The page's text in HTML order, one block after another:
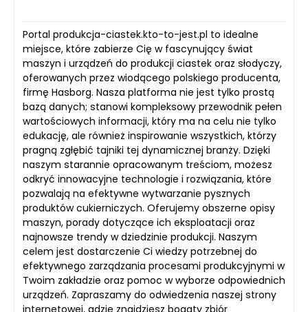
Portal produkcja-ciastek.kto-to-jest.pl to idealne
miejsce, które zabierze Cię w fascynujący świat
maszyn i urządzeń do produkcji ciastek oraz słodyczy,
oferowanych przez wiodącego polskiego producenta,
firmę Hasborg. Nasza platforma nie jest tylko prostą
bazą danych; stanowi kompleksowy przewodnik pełen
wartościowych informacji, który ma na celu nie tylko
edukację, ale również inspirowanie wszystkich, którzy
pragną zgłębić tajniki tej dynamicznej branży. Dzięki
naszym starannie opracowanym treściom, możesz
odkryć innowacyjne technologie i rozwiązania, które
pozwalają na efektywne wytwarzanie pysznych
produktów cukierniczych. Oferujemy obszerne opisy
maszyn, porady dotyczące ich eksploatacji oraz
najnowsze trendy w dziedzinie produkcji. Naszym
celem jest dostarczenie Ci wiedzy potrzebnej do
efektywnego zarządzania procesami produkcyjnymi w
Twoim zakładzie oraz pomoc w wyborze odpowiednich
urządzeń. Zapraszamy do odwiedzenia naszej strony
internetowej, gdzie znajdziesz bogaty zbiór